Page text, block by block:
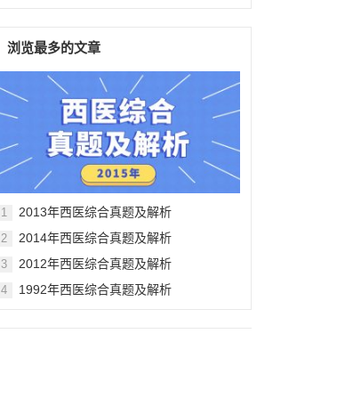
浏览最多的文章
1 2013年西医综合真题及解析
2 2014年西医综合真题及解析
3 2012年西医综合真题及解析
4 1992年西医综合真题及解析